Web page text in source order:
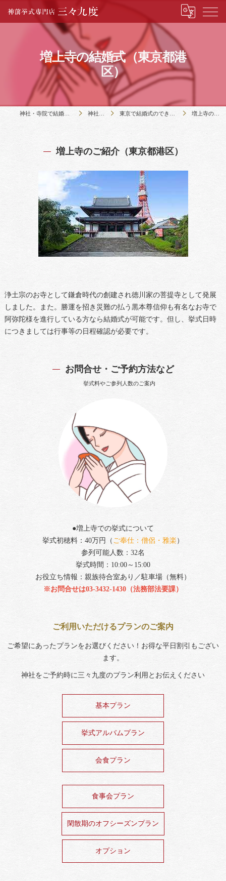
増上寺の結婚式（東京都港
区）
神社・寺院で結婚式のことなら神前挙式専門店三々九度 神社・寺院の紹介 東京で結婚式のできる６９社寺（２３区内）都下５社の紹介 増上寺の結婚式（東京都港区）
増上寺のご紹介（東京都港区）
浄土宗のお寺として鎌倉時代の創建され徳川家の菩提寺として発展
しました。また。勝運を招き災難の払う黒本尊信仰も有名なお寺で
阿弥陀様を進行している方なら結婚式が可能です。但し、挙式日時
につきましては行事等の日程確認が必要です。
お問合せ・ご予約方法など
挙式料やご参列人数のご案内
●増上寺での挙式について
挙式初穂料：40万円（ ご奉仕：僧侶・雅楽 ）
参列可能人数：32名
挙式時間：10:00～15:00
お役立ち情報：親族待合室あり／駐車場（無料）
※お問合せは03-3432-1430（法務部法要課）
ご利用いただけるプランのご案内
ご希望にあったプランをお選びください！お得な平日割引もござい
ます。
神社をご予約時に三々九度のプラン利用とお伝えください
基本プラン
挙式アルバムプラン
会食プラン
食事会プラン
閑散期のオフシーズンプラン
オプション